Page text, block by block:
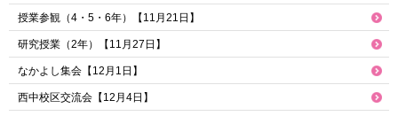
授業参観（4・5・6年）【11月21日】
研究授業（2年）【11月27日】
なかよし集会【12月1日】
西中校区交流会【12月4日】